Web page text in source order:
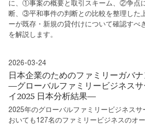
に、①事案の概要と取引スキーム、②争点
断、③平和事件の判断との比較を整理した
ーが既存・新規の貸付けについて確認すべ
を解説します。
2026-03-24
日本企業のためのファミリーガバナ
―グローバルファミリービジネス
イ2025 日本分析結果―
2025年のグローバルファミリービジネスサ
おいても127名のファミリービジネスのオ